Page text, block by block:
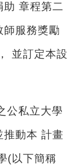
助 章程第二
師服務獎勵
並訂定本設
公私立大學
推動本 計畫
(以下簡稱